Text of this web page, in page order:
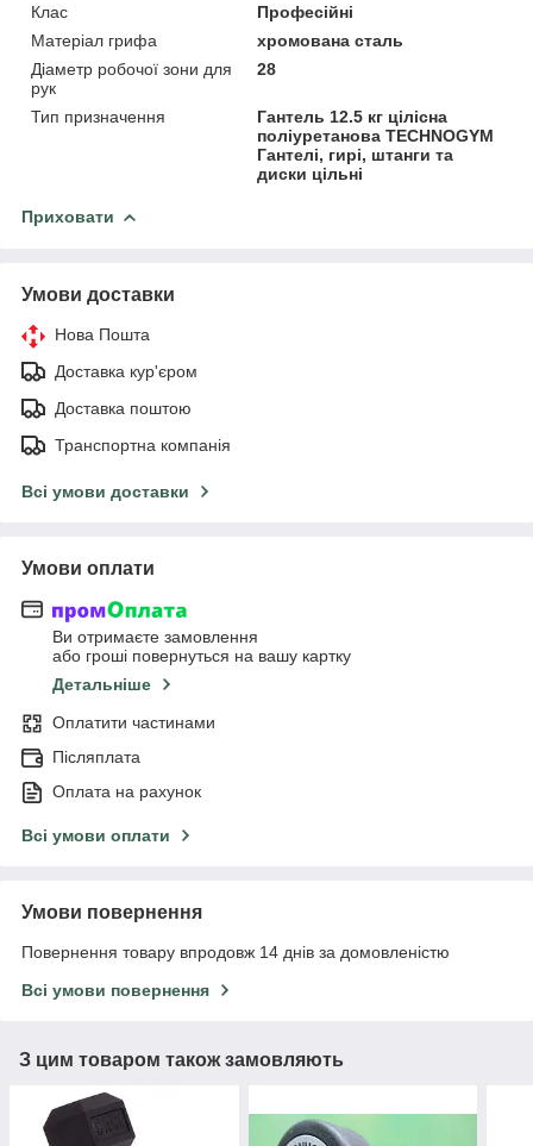
Клас
Професійні
Матеріал грифа
хромована сталь
Діаметр робочої зони для
рук
28
Тип призначення
Гантель 12.5 кг цілісна
поліуретанова TECHNOGYM
Гантелі, гирі, штанги та
диски цільні
Приховати
Умови доставки
Нова Пошта
Доставка кур'єром
Доставка поштою
Транспортна компанія
Всі умови доставки
Умови оплати
Ви отримаєте замовлення
або гроші повернуться на вашу картку
Детальніше
Оплатити частинами
Післяплата
Оплата на рахунок
Всі умови оплати
Умови повернення
Повернення товару впродовж 14 днів за домовленістю
Всі умови повернення
З цим товаром також замовляють